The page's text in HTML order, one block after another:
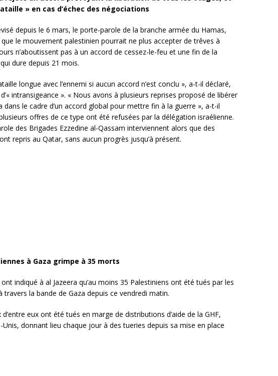
» en cas d’échec des négociations
depuis le 6 mars, le porte-parole de la branche armée du Hamas,
le mouvement palestinien pourrait ne plus accepter de trêves à
n’aboutissent pas à un accord de cessez-le-feu et une fin de la
dure depuis 21 mois.
longue avec l’ennemi si aucun accord n’est conclu », a-t-il déclaré,
intransigeance ». « Nous avons à plusieurs reprises proposé de libérer
le cadre d’un accord global pour mettre fin à la guerre », a-t-il
offres de ce type ont été refusées par la délégation israélienne.
des Brigades Ezzedine al-Qassam interviennent alors que des
repris au Qatar, sans aucun progrès jusqu’à présent.
à Gaza grimpe à 35 morts
indiqué à al Jazeera qu’au moins 35 Palestiniens ont été tués par les
la bande de Gaza depuis ce vendredi matin.
eux ont été tués en marge de distributions d’aide de la GHF,
donnant lieu chaque jour à des tueries depuis sa mise en place